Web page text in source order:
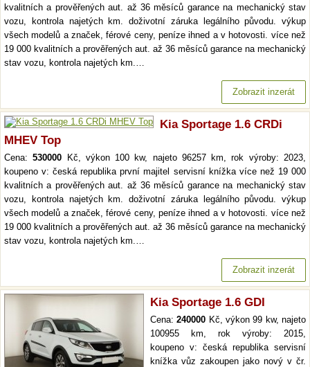
kvalitních a prověřených aut. až 36 měsíců garance na mechanický stav
vozu, kontrola najetých km. doživotní záruka legálního původu. výkup
všech modelů a značek, férové ceny, peníze ihned a v hotovosti. více než
19 000 kvalitních a prověřených aut. až 36 měsíců garance na mechanický
stav vozu, kontrola najetých km.…
Zobrazit inzerát
Kia Sportage 1.6 CRDi
MHEV Top
Cena:530000 Kč, výkon 100 kw, najeto 96257 km, rok výroby: 2023,
koupeno v: česká republika první majitel servisní knížka více než 19 000
kvalitních a prověřených aut. až 36 měsíců garance na mechanický stav
vozu, kontrola najetých km. doživotní záruka legálního původu. výkup
všech modelů a značek, férové ceny, peníze ihned a v hotovosti. více než
19 000 kvalitních a prověřených aut. až 36 měsíců garance na mechanický
stav vozu, kontrola najetých km.…
Zobrazit inzerát
Kia Sportage 1.6 GDI
Cena:240000 Kč, výkon 99 kw, najeto
100955 km, rok výroby: 2015,
koupeno v: česká republika servisní
knížka vůz zakoupen jako nový v čr.